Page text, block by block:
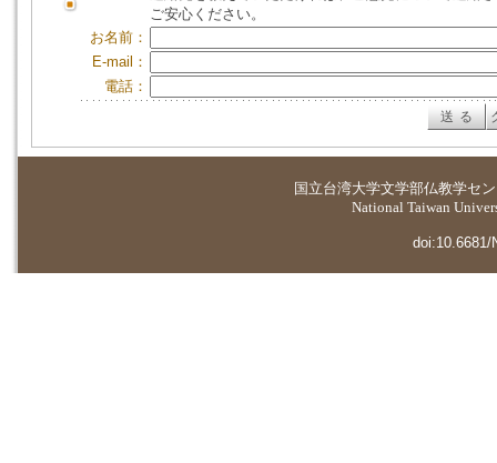
ご安心ください。
お名前：
E-mail：
電話：
国立台湾大学文学部仏教学セ
National Taiwan
doi:10.6681/